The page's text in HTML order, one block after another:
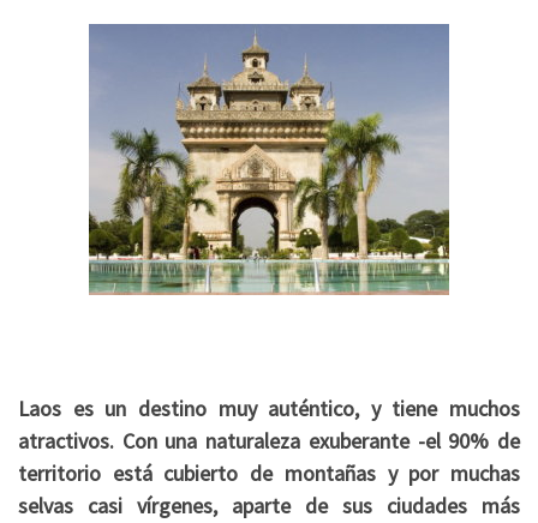
Laos es un destino muy auténtico, y tiene muchos
atractivos. Con una naturaleza exuberante -el 90% de
territorio está cubierto de montañas y por muchas
selvas casi vírgenes, aparte de sus ciudades más